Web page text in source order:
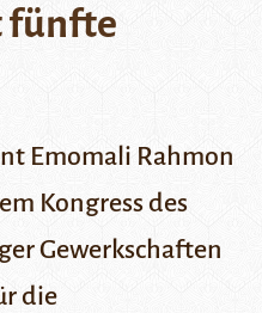
fünfte
Emomali Rahmon
Kongress des
Gewerkschaften
die